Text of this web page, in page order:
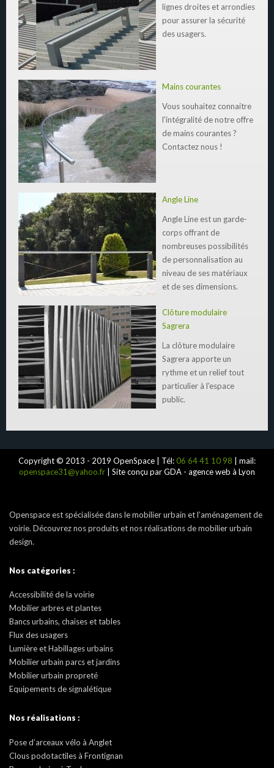
lignes droites et arrondies
pour assurer la sécurité
des usagers.
Mains courantes
Vous souhaitez connaitre
l'intégralité de notre offre
de mains courantes ?
Contactez nous !
Angle Line
Angle Line est un garde-
corps offrant de
nombreuses possibilités
de personnalisation au
niveau de ses matériaux
et de ses dimensions.
Clôture modulaire
Sagrera
La clôture modulaire
Sagrera apporte un
rythme et un relief tout
particulier à l'espace
public.
Copyright © 2013 - 2019 OpenSpace | Tél:06 64 41 10 98 | mail:
openspace31@yahoo.fr | Site conçu par GDA - agence web à Lyon
Openspace est spécialisée dans le mobilier urbain et l’aménagement de
voirie. Découvrez nos produits et nos réalisations de mobilier urbain
design.
Nos catégories :
Accessibilité de la voirie
Mobilier arbres et plantes
Bancs urbains, chaises et tables
Flux des usagers
Lumière et Habillages urbains
Mobilier urbain parcs et jardins
Mobilier urbain propreté
Equipements de signalétique
Nos réalisations :
Pose d’arceaux vélo à Anglet
Clous podotactiles à Frontignan